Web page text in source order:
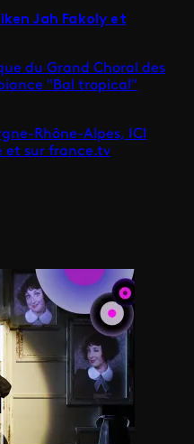
Jah Fakoly et
du Grand Choral des
"Bal tropical"
Rhône-Alpes, ICI
et sur france.tv